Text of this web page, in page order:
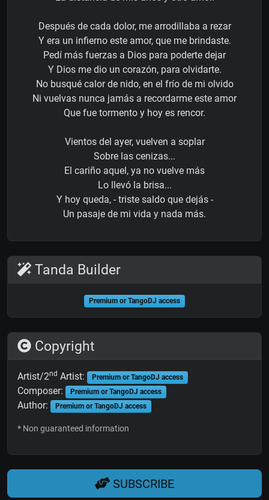
Después de cada dolor, me arrodillaba a rezar
Y era un infierno este amor, que me brindaste.
Pedí más fuerzas a Dios para poderte dejar
Y Dios me dio un corazón, para olvidarte.
No busqué calor de nido, en el frío de mi olvido
Ni vuelvas nunca jamás a recordarme este amor
Que fue tormento y hoy es rencor.
Vientos del ayer, vuelven a soplar
Sobre las cenizas...
El cariño aquel, ya no vuelve más
Lo llevó la brisa...
Y hoy queda, - triste saldo que dejás -
Un pasaje de mi vida y nada más.
Tanda Builder
Premium or TangoDJ access
Copyright
Artist/2nd Artist: Premium or TangoDJ access
Composer: Premium or TangoDJ access
Author: Premium or TangoDJ access
* Non guaranteed information
SUBSCRIBE